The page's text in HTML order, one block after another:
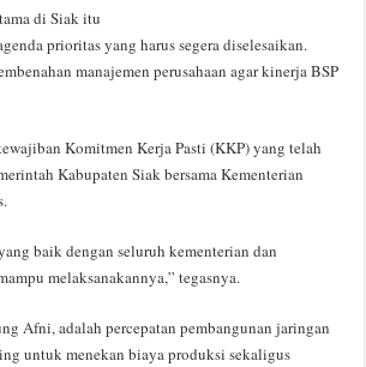
di Siak itu
prioritas yang harus segera diselesaikan.
manajemen perusahaan agar kinerja BSP
Komitmen Kerja Pasti (KKP) yang telah
Kabupaten Siak bersama Kementerian
baik dengan seluruh kementerian dan
melaksanakannya,” tegasnya.
Afni, adalah percepatan pembangunan jaringan
untuk menekan biaya produksi sekaligus